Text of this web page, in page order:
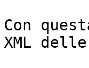
Con
XML